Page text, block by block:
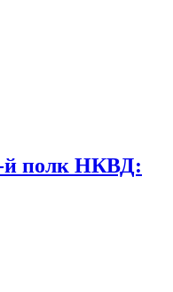
й полк НКВД: